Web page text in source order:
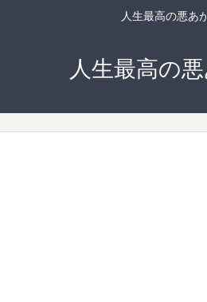
人生最高の悪あ
人生最高の